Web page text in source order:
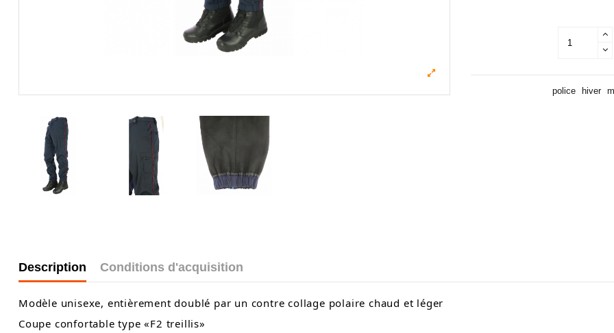
police hiver
Description Conditions d'acquisition
Modèle unisexe, entièrement doublé par un contre collage polaire chaud et léger
Coupe confortable type «F2 treillis»